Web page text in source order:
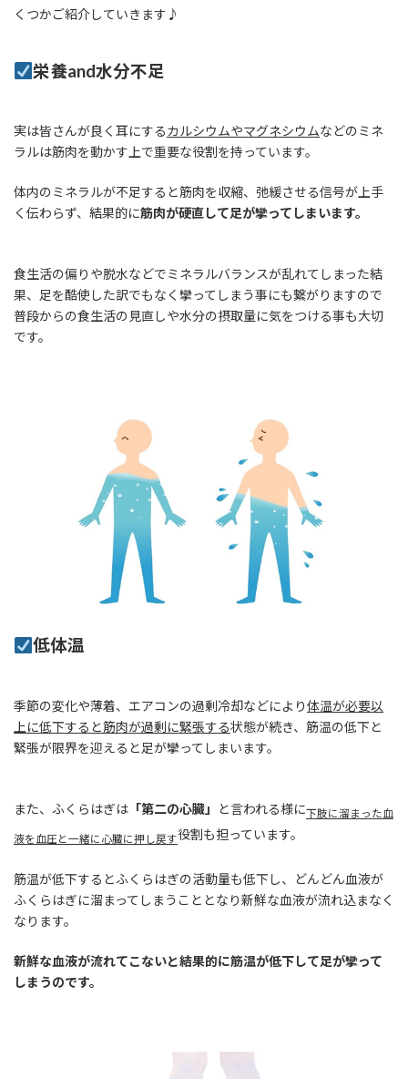
くつかご紹介していきます♪
栄養and水分不足
実は皆さんが良く耳にするカルシウムやマグネシウムなどのミネ
ラルは筋肉を動かす上で重要な役割を持っています。
体内のミネラルが不足すると筋肉を収縮、弛緩させる信号が上手
く伝わらず、結果的に筋肉が硬直して足が攣ってしまいます。
食生活の偏りや脱水などでミネラルバランスが乱れてしまった結
果、足を酷使した訳でもなく攣ってしまう事にも繋がりますので
普段からの食生活の見直しや水分の摂取量に気をつける事も大切
です。
低体温
季節の変化や薄着、エアコンの過剰冷却などにより体温が必要以
上に低下すると筋肉が過剰に緊張する状態が続き、筋温の低下と
緊張が限界を迎えると足が攣ってしまいます。
また、ふくらはぎは 「第二の心臓」 と言われる様に下肢に溜まった血
液を血圧と一緒に心臓に押し戻す役割も担っています。
筋温が低下するとふくらはぎの活動量も低下し、どんどん血液が
ふくらはぎに溜まってしまうこととなり新鮮な血液が流れ込まなく
なります。
新鮮な血液が流れてこないと結果的に筋温が低下して足が攣って
しまうのです。